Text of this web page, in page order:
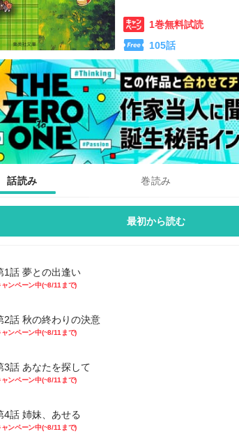
1巻無料試読
105話
話読み 巻読み
最初から読む
1話 夢との出逢い
ャンペーン中(~8/11まで)
2話 秋の終わりの決意
ャンペーン中(~8/11まで)
3話 あなたを探して
ャンペーン中(~8/11まで)
4話 姉妹、あせる
ャンペーン中(~8/11まで)